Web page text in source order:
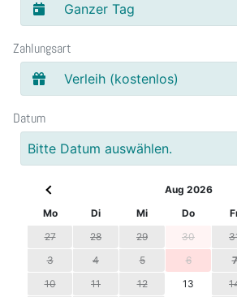
Ganzer Tag
Zahlungsart
Verleih (kostenlos)
Datum
Bitte Datum auswählen.
Aug 2026
Mo
Di Mi Do
27
28 29 30
3
4 5 6 7
10
11 12 13